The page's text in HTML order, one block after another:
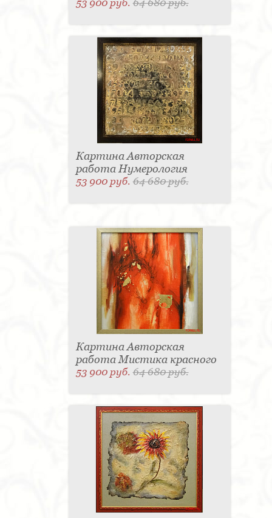
53 900 руб.64 680 руб.
Картина Авторская
работа Нумерология
53 900 руб.64 680 руб.
Картина Авторская
работа Мистика красного
53 900 руб.64 680 руб.